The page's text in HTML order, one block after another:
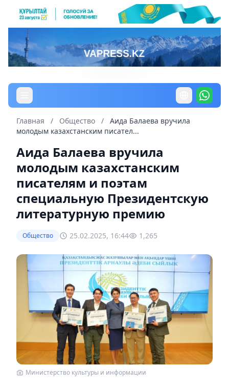
Главная / Общество /
Аида Балаева вручила
молодым казахстанским писател...
Аида Балаева вручила
молодым казахстанским
писателям и поэтам
специальную Президентскую
литературную премию
Общество 25.02.2025, 16:44 1,265
Министерство культуры и информации